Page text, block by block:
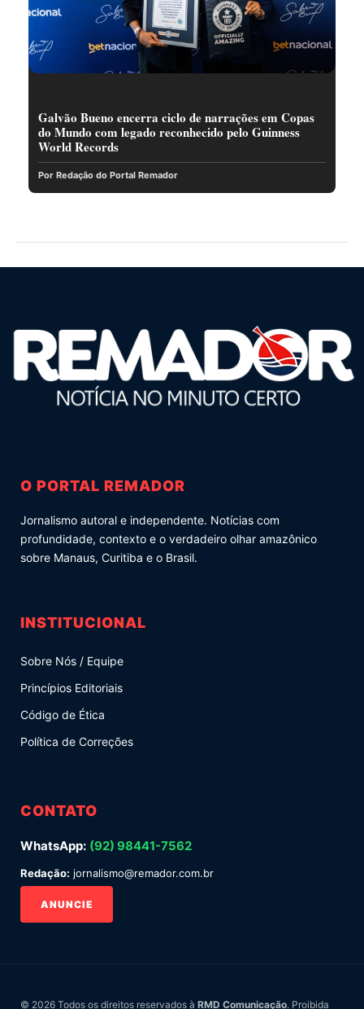
Galvão Bueno encerra ciclo de narrações em Copas
do Mundo com legado reconhecido pelo Guinness
World Records
Por Redação do Portal Remador
O PORTAL REMADOR
Jornalismo autoral e independente. Notícias com
profundidade, contexto e o verdadeiro olhar amazônico
sobre Manaus, Curitiba e o Brasil.
INSTITUCIONAL
Sobre Nós / Equipe
Princípios Editoriais
Código de Ética
Política de Correções
CONTATO
WhatsApp: (92) 98441-7562
Redação: jornalismo@remador.com.br
ANUNCIE
© 2026 Todos os direitos reservados à RMD Comunicação. Proibida